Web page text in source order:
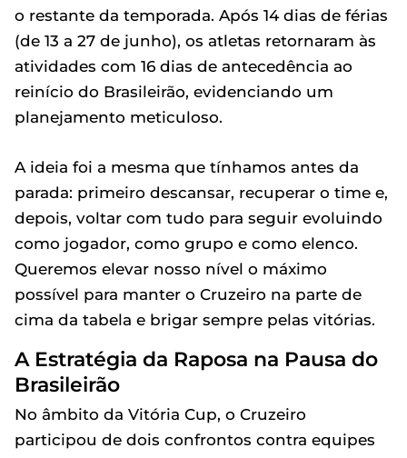
o restante da temporada. Após 14 dias de férias
(de 13 a 27 de junho), os atletas retornaram às
atividades com 16 dias de antecedência ao
reinício do Brasileirão, evidenciando um
planejamento meticuloso.
A ideia foi a mesma que tínhamos antes da
parada: primeiro descansar, recuperar o time e,
depois, voltar com tudo para seguir evoluindo
como jogador, como grupo e como elenco.
Queremos elevar nosso nível o máximo
possível para manter o Cruzeiro na parte de
cima da tabela e brigar sempre pelas vitórias.
A Estratégia da Raposa na Pausa do
Brasileirão
No âmbito da Vitória Cup, o Cruzeiro
participou de dois confrontos contra equipes